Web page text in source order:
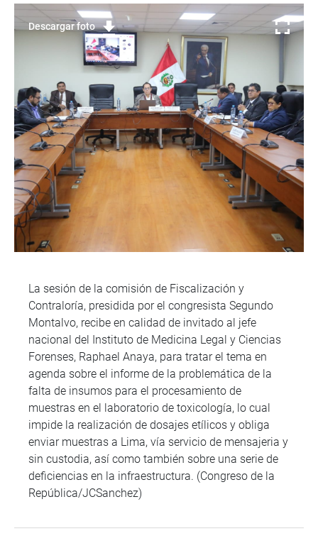
Descargar foto
La sesión de la comisión de Fiscalización y
Contraloría, presidida por el congresista Segundo
Montalvo, recibe en calidad de invitado al jefe
nacional del Instituto de Medicina Legal y Ciencias
Forenses, Raphael Anaya, para tratar el tema en
agenda sobre el informe de la problemática de la
falta de insumos para el procesamiento de
muestras en el laboratorio de toxicología, lo cual
impide la realización de dosajes etílicos y obliga
enviar muestras a Lima, vía servicio de mensajeria y
sin custodia, así como también sobre una serie de
deficiencias en la infraestructura. (Congreso de la
República/JCSanchez)